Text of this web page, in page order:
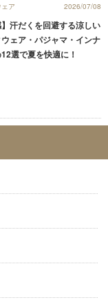
ア 2026/07/08
】汗だくを回避する涼しい
ェア・パジャマ・インナ
選で夏を快適に！